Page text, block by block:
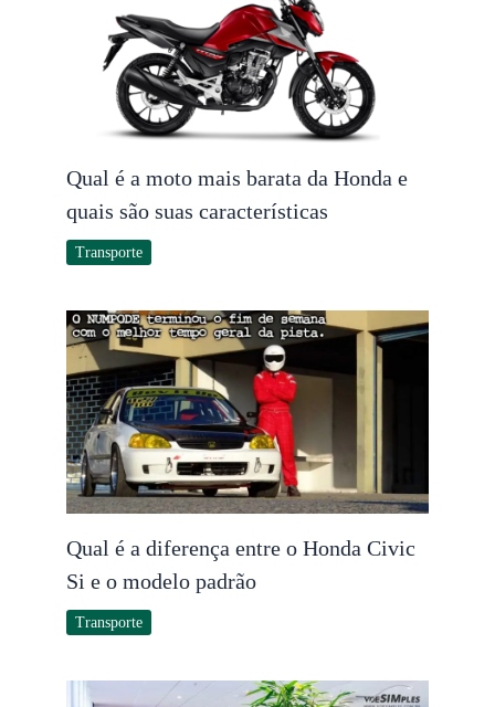
Qual é a moto mais barata da Honda e
quais são suas características
Transporte
Qual é a diferença entre o Honda Civic
Si e o modelo padrão
Transporte